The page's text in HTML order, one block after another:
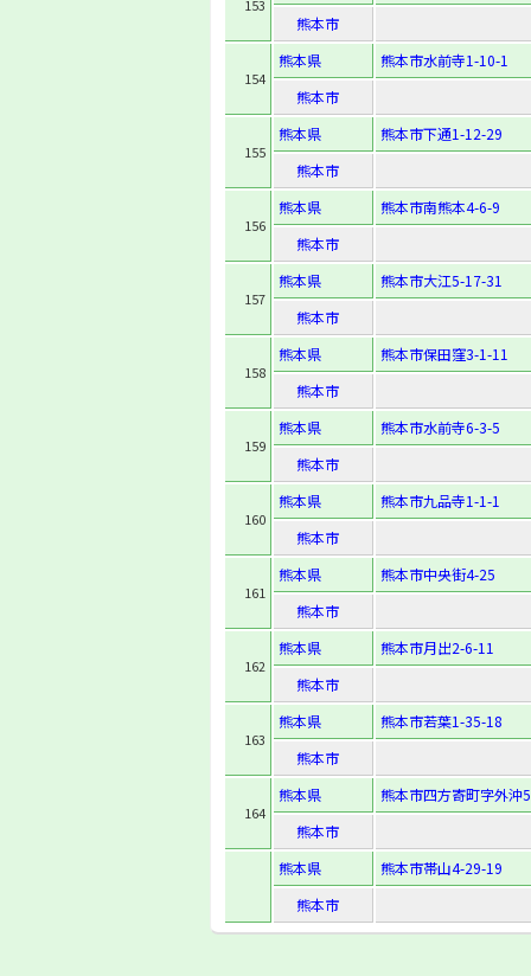
153
熊本市
154
熊本県
熊本市水前寺1-10-1
熊本市
155
熊本県
熊本市下通1-12-29
熊本市
156
熊本県
熊本市南熊本4-6-9
熊本市
157
熊本県
熊本市大江5-17-31
熊本市
158
熊本県
熊本市保田窪3-1-11
熊本市
159
熊本県
熊本市水前寺6-3-5
熊本市
160
熊本県
熊本市九品寺1-1-1
熊本市
161
熊本県
熊本市中央街4-25
熊本市
162
熊本県
熊本市月出2-6-11
熊本市
163
熊本県
熊本市若葉1-35-18
熊本市
164
熊本県
熊本市四方寄町字外沖
熊本市
熊本県
熊本市帯山4-29-19
熊本市